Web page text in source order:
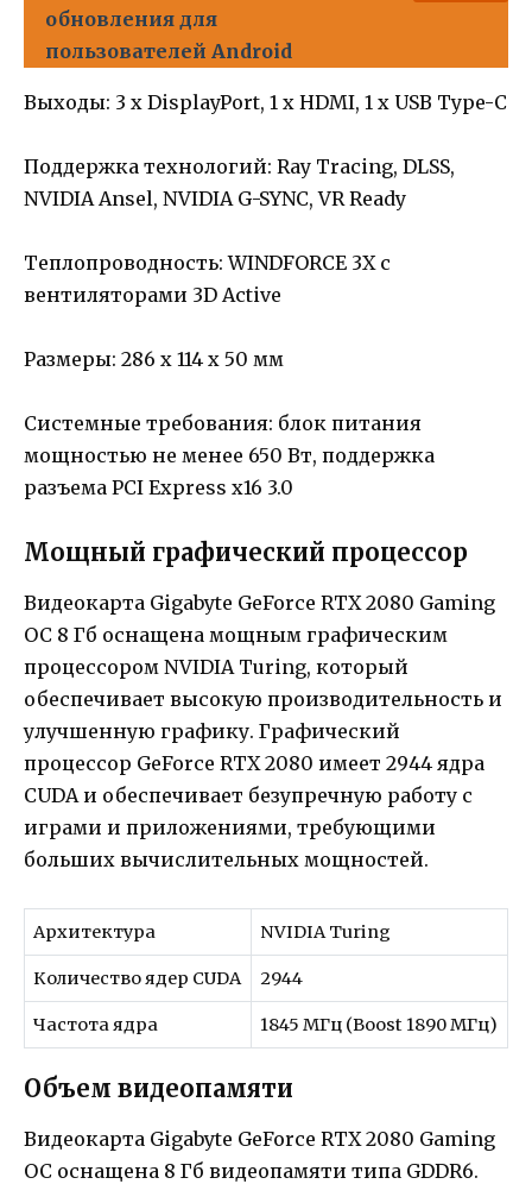
обновления для
пользователей Android
Выходы: 3 x DisplayPort, 1 x HDMI, 1 x USB Type-C
Поддержка технологий: Ray Tracing, DLSS,
NVIDIA Ansel, NVIDIA G-SYNC, VR Ready
Теплопроводность: WINDFORCE 3X с
вентиляторами 3D Active
Размеры: 286 x 114 x 50 мм
Системные требования: блок питания
мощностью не менее 650 Вт, поддержка
разъема PCI Express x16 3.0
Мощный графический процессор
Видеокарта Gigabyte GeForce RTX 2080 Gaming
OC 8 Гб оснащена мощным графическим
процессором NVIDIA Turing, который
обеспечивает высокую производительность и
улучшенную графику. Графический
процессор GeForce RTX 2080 имеет 2944 ядра
CUDA и обеспечивает безупречную работу с
играми и приложениями, требующими
больших вычислительных мощностей.
Архитектура NVIDIA Turing
Количество ядер CUDA 2944
Частота ядра 1845 МГц (Boost 1890 МГц)
Объем видеопамяти
Видеокарта Gigabyte GeForce RTX 2080 Gaming
OC оснащена 8 Гб видеопамяти типа GDDR6.